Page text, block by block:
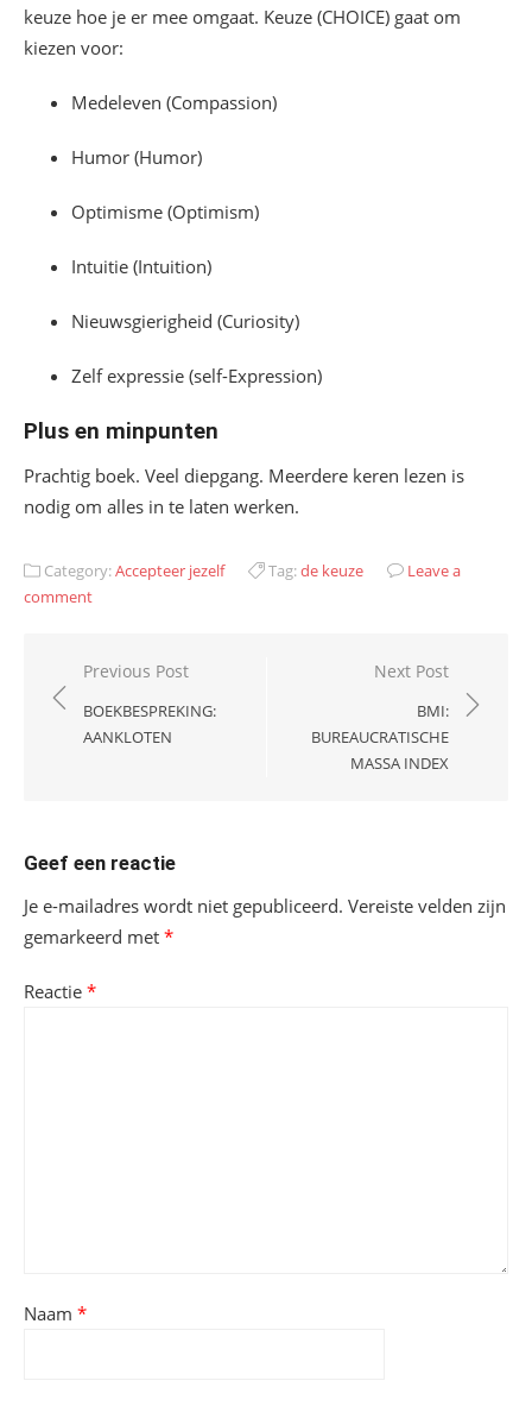
keuze hoe je er mee omgaat. Keuze (CHOICE) gaat om
kiezen voor:
Medeleven (Compassion)
Humor (Humor)
Optimisme (Optimism)
Intuitie (Intuition)
Nieuwsgierigheid (Curiosity)
Zelf expressie (self-Expression)
Plus en minpunten
Prachtig boek. Veel diepgang. Meerdere keren lezen is
nodig om alles in te laten werken.
Category:Accepteer jezelf Tag:de keuze
Leave a
comment
Bericht
navigatie
Previous Post
BOEKBESPREKING:
AANKLOTEN
Next Post
BMI:
BUREAUCRATISCHE
MASSA INDEX
Geef een reactie
Je e-mailadres wordt niet gepubliceerd. Vereiste velden zijn
gemarkeerd met *
Reactie *
Naam *